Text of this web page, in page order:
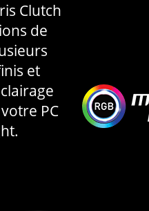
Clutch
de
et
PC